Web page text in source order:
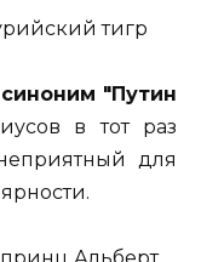
"Путин
в тот раз
для